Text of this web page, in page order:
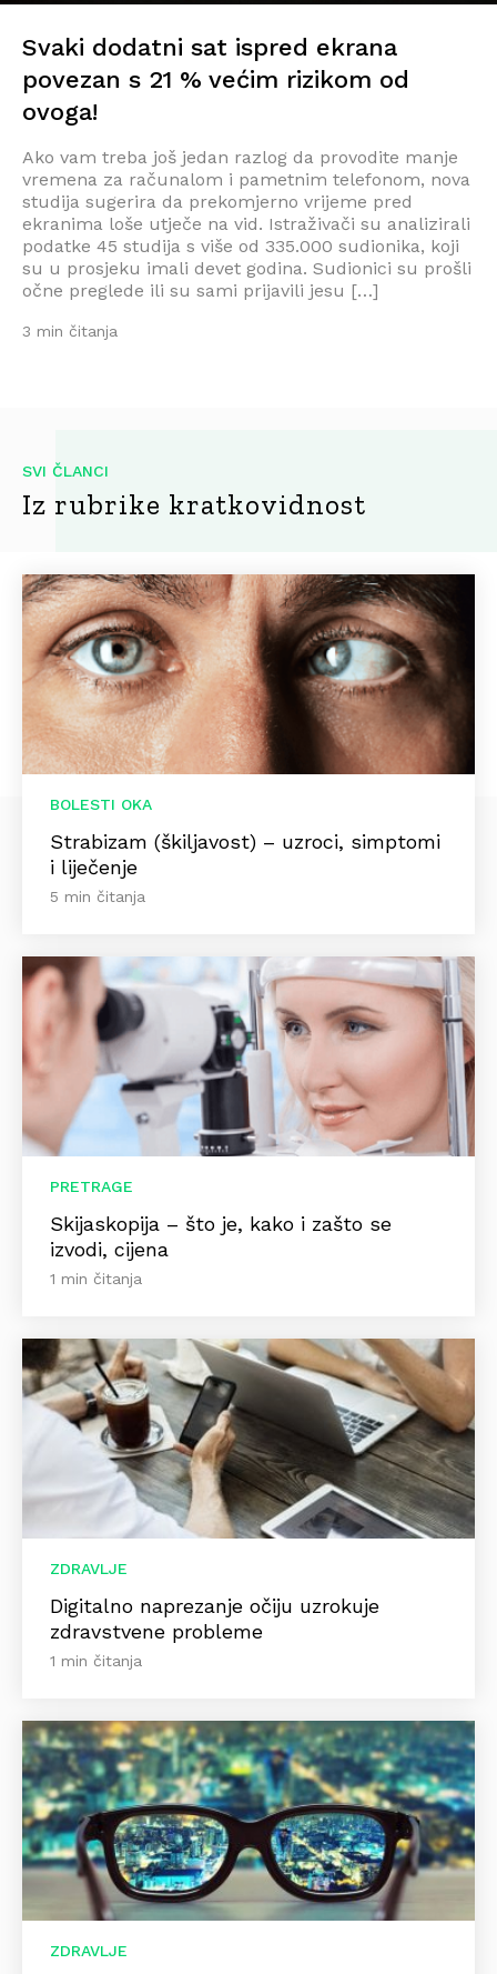
Svaki dodatni sat ispred ekrana
povezan s 21 % većim rizikom od
ovoga!
Ako vam treba još jedan razlog da provodite manje
vremena za računalom i pametnim telefonom, nova
studija sugerira da prekomjerno vrijeme pred
ekranima loše utječe na vid. Istraživači su analizirali
podatke 45 studija s više od 335.000 sudionika, koji
su u prosjeku imali devet godina. Sudionici su prošli
očne preglede ili su sami prijavili jesu […]
3 min čitanja
Iz rubrike kratkovidnost
SVI ČLANCI
BOLESTI OKA
Strabizam (škiljavost) – uzroci, simptomi
i liječenje
5 min čitanja
PRETRAGE
Skijaskopija – što je, kako i zašto se
izvodi, cijena
1 min čitanja
ZDRAVLJE
Digitalno naprezanje očiju uzrokuje
zdravstvene probleme
1 min čitanja
ZDRAVLJE